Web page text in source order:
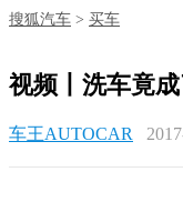
搜狐汽车 > 买车
视频丨洗车竟
车王AUTOCAR